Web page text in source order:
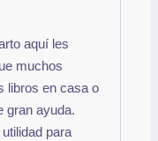
aquí les
muchos
libros en casa o
gran ayuda.
para